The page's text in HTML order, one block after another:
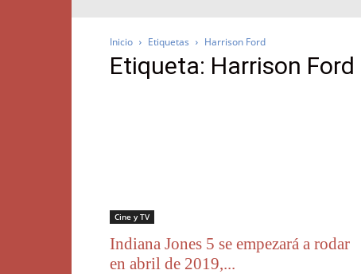
Inicio Etiquetas Harrison Ford
Etiqueta: Harrison Ford
Cine y TV
Indiana Jones 5 se empezará a rodar
en abril de 2019,...